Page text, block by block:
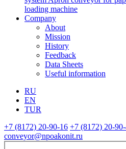
loading machine
Company
About
Mission
History
Feedback
Data Sheets
Useful information
RU
EN
TUR
+7 (8172) 20-90-16 +7 (8172) 20-
conveyor@npoakonit.ru